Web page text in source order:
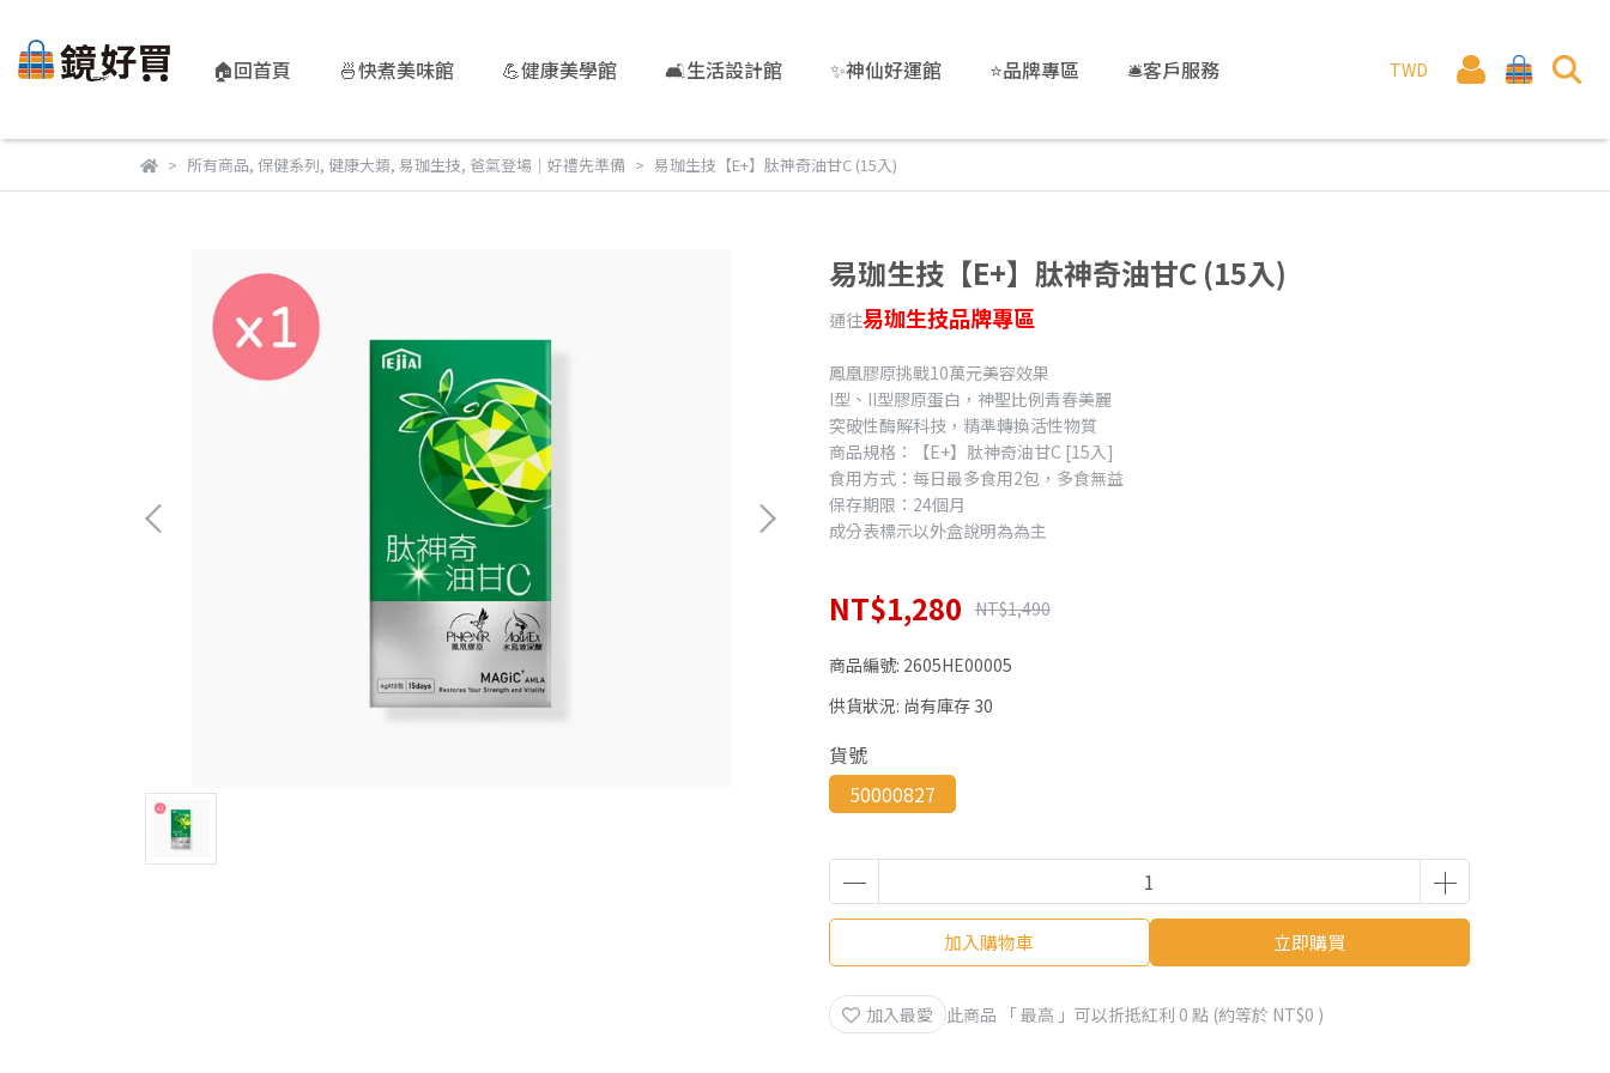
🏠回首頁 🍜快煮美味館 💪健康美學館 🛋️生活設計館 ✨神仙好運館 ⭐品牌專區 🛎️客戶服務 TWD
所有商品, 保健系列, 健康大類, 易珈生技, 爸氣登場｜好禮先準備 易珈生技【E+】肽神奇油甘C (15入)
易珈生技【E+】肽神奇油甘C (15入)
通往易珈生技品牌專區
鳳凰膠原挑戰10萬元美容效果
I型、II型膠原蛋白，神聖比例青春美麗
突破性酶解科技，精準轉換活性物質
商品規格：【E+】肽神奇油甘C [15入]
食用方式：每日最多食用2包，多食無益
保存期限：24個月
成分表標示以外盒說明為為主
NT$1,280 NT$1,490
商品編號: 2605HE00005
供貨狀況: 尚有庫存 30
貨號
50000827
加入購物車 立即購買
加入最愛 此商品 「 最高 」可以折抵紅利 0 點 (約等於 NT$0 )